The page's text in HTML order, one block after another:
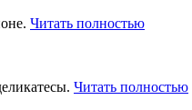
Читать полностью
Читать полностью